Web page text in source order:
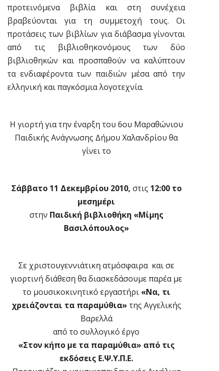
προτεινόμενα βιβλία και στη συνέχεια
βραβεύονται για τη συμμετοχή τους. Οι
προτάσεις των βιβλίων για διάβασμα γίνονται
από τις βιβλιοθηκονόμους των δύο
βιβλιοθηκών και προσπαθούν να καλύπτουν
τα ενδιαφέροντα των παιδιών μέσα από την
ελληνική και παγκόσμια λογοτεχνία.
Η γιορτή για την έναρξη του 6ου Μαραθώνιου
Παιδικής Ανάγνωσης Δήμου Χαλανδρίου θα
γίνει το
Σάββατο 11 Δεκεμβρίου 2010, στις 12:00 το
μεσημέρι
στην Παιδική βιβλιοθήκη «Μίμης
Βασιλόπουλος»
Σε χριστουγεννιάτικη ατμόσφαιρα και σε
γιορτινή διάθεση θα διασκεδάσουμε παρέα με
το μουσικοκινητικό εργαστήρι «Να, τι
χρειάζονται τα παραμύθια» της Αγγελικής
Βαρελλά
από το συλλογικό έργο
«Στον κήπο με τα παραμύθια» από τις
εκδόσεις Ε.Ψ.Υ.Π.Ε.